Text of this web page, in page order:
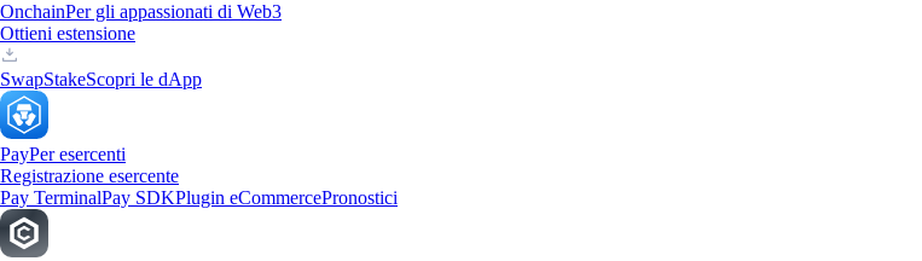
OnchainPer gli appassionati di Web3
Ottieni estensione
SwapStakeScopri le dApp
PayPer esercenti
Registrazione esercente
Pay TerminalPay SDKPlugin eCommercePronostici